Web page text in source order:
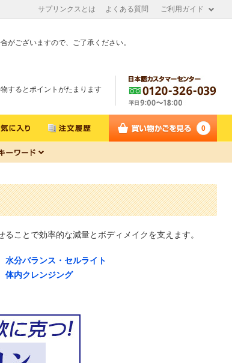
サプリンクスとは よくある質問 ご利用ガイド
がございますので、ご了承ください。
するとポイントがたまります
0
ことで効率的な減量とボディメイクを支えます。
水分バランス・セルライト
体内クレンジング